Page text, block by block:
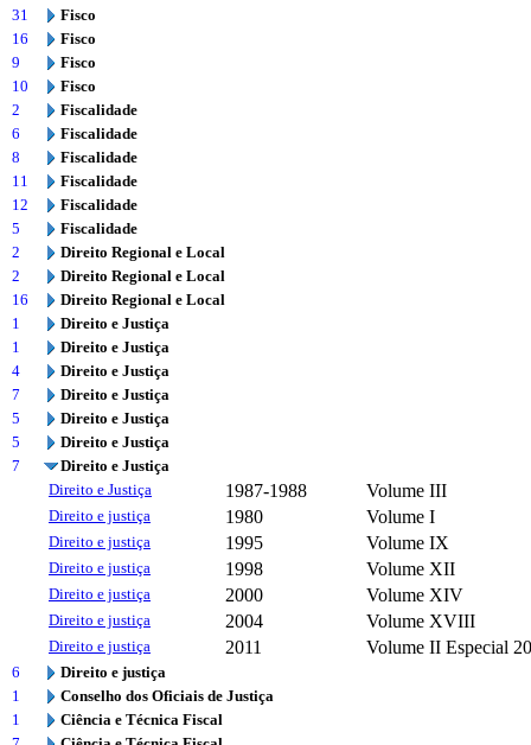
31
Fisco
16
Fisco
9
Fisco
10
Fisco
2
Fiscalidade
6
Fiscalidade
8
Fiscalidade
11
Fiscalidade
12
Fiscalidade
5
Fiscalidade
2
Direito Regional e Local
2
Direito Regional e Local
16
Direito Regional e Local
1
Direito e Justiça
1
Direito e Justiça
4
Direito e Justiça
7
Direito e Justiça
5
Direito e Justiça
5
Direito e Justiça
7
Direito e Justiça
Direito e Justiça
1987-1988 Volume III
Direito e justiça 1980 Volume I
Direito e justiça 1995 Volume IX
Direito e justiça 1998 Volume XII
Direito e justiça 2000 Volume XIV
Direito e justiça 2004 Volume XVIII
Direito e justiça 2011 Volume II Especial
6
Direito e justiça
1
Conselho dos Oficiais de Justiça
1
Ciência e Técnica Fiscal